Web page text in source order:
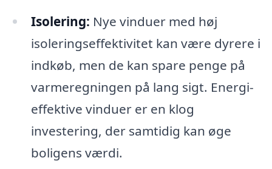
Isolering: Nye vinduer med høj
isoleringseffektivitet kan være dyrere i
indkøb, men de kan spare penge på
varmeregningen på lang sigt. Energi-
effektive vinduer er en klog
investering, der samtidig kan øge
boligens værdi.